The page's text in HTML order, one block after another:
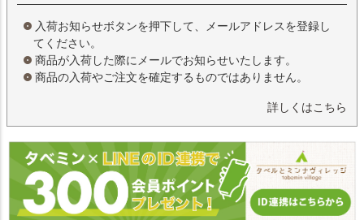
入荷お知らせボタンを押下して、メールアドレスを登録し
てください。
商品が入荷した際にメールでお知らせいたします。
商品の入荷やご注文を確定するものではありません。
詳しくはこちら